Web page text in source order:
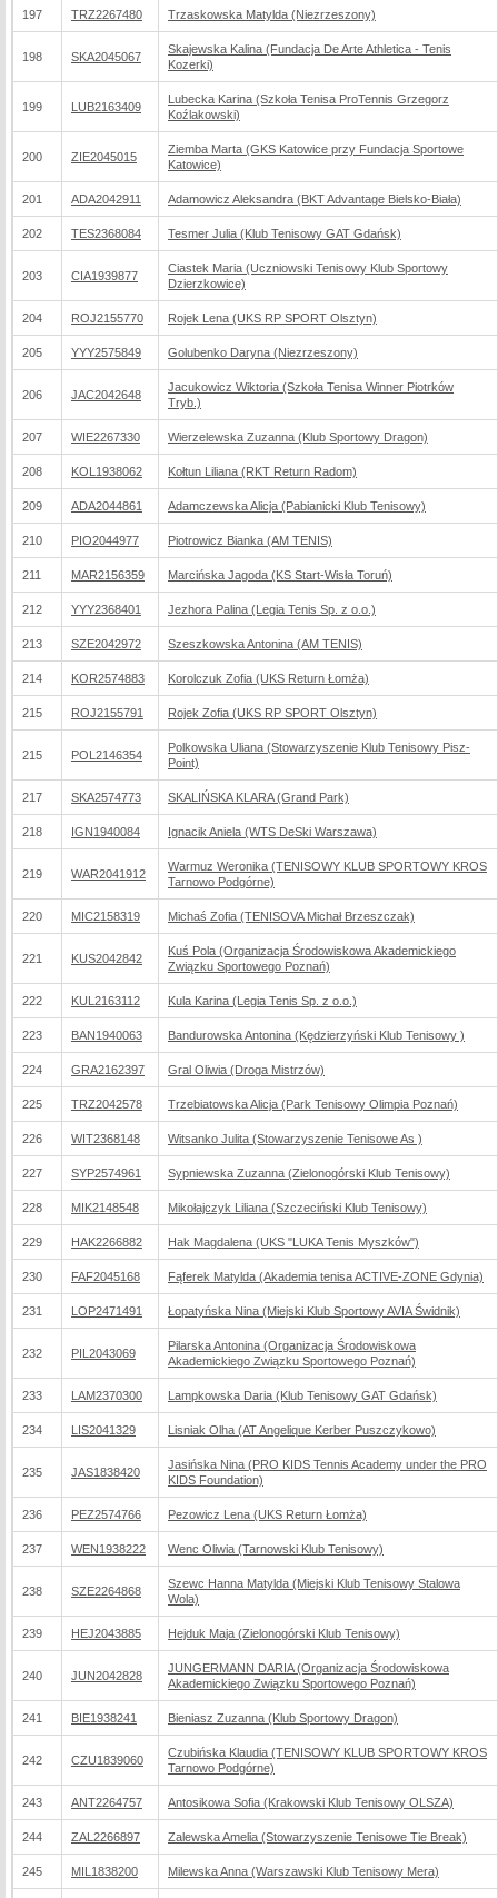
197 TRZ2267480 Trzaskowska Matylda (Niezrzeszony)
198 SKA2045067
Skajewska Kalina (Fundacja De Arte Athletica - Tenis
Kozerki)
199 LUB2163409
Lubecka Karina (Szkoła Tenisa ProTennis Grzegorz
Koźlakowski)
200 ZIE2045015
Ziemba Marta (GKS Katowice przy Fundacja Sportowe
Katowice)
201 ADA2042911 Adamowicz Aleksandra (BKT Advantage Bielsko-Biała)
202 TES2368084 Tesmer Julia (Klub Tenisowy GAT Gdańsk)
203 CIA1939877
Ciastek Maria (Uczniowski Tenisowy Klub Sportowy
Dzierzkowice)
204 ROJ2155770 Rojek Lena (UKS RP SPORT Olsztyn)
205 YYY2575849 Golubenko Daryna (Niezrzeszony)
206 JAC2042648
Jacukowicz Wiktoria (Szkoła Tenisa Winner Piotrków
Tryb.)
207 WIE2267330 Wierzelewska Zuzanna (Klub Sportowy Dragon)
208 KOL1938062 Kołtun Liliana (RKT Return Radom)
209 ADA2044861 Adamczewska Alicja (Pabianicki Klub Tenisowy)
210 PIO2044977 Piotrowicz Bianka (AM TENIS)
211 MAR2156359 Marcińska Jagoda (KS Start-Wisła Toruń)
212 YYY2368401 Jezhora Palina (Legia Tenis Sp. z o.o.)
213 SZE2042972 Szeszkowska Antonina (AM TENIS)
214 KOR2574883 Korolczuk Zofia (UKS Return Łomża)
215 ROJ2155791 Rojek Zofia (UKS RP SPORT Olsztyn)
215 POL2146354
Polkowska Uliana (Stowarzyszenie Klub Tenisowy Pisz-
Point)
217 SKA2574773 SKALIŃSKA KLARA (Grand Park)
218 IGN1940084 Ignacik Aniela (WTS DeSki Warszawa)
219 WAR2041912
Warmuz Weronika (TENISOWY KLUB SPORTOWY KROS
Tarnowo Podgórne)
220 MIC2158319 Michaś Zofia (TENISOVA Michał Brzeszczak)
221 KUS2042842
Kuś Pola (Organizacja Środowiskowa Akademickiego
Związku Sportowego Poznań)
222 KUL2163112 Kula Karina (Legia Tenis Sp. z o.o.)
223 BAN1940063 Bandurowska Antonina (Kędzierzyński Klub Tenisowy )
224 GRA2162397 Gral Oliwia (Droga Mistrzów)
225 TRZ2042578 Trzebiatowska Alicja (Park Tenisowy Olimpia Poznań)
226 WIT2368148 Witsanko Julita (Stowarzyszenie Tenisowe As )
227 SYP2574961 Sypniewska Zuzanna (Zielonogórski Klub Tenisowy)
228 MIK2148548 Mikołajczyk Liliana (Szczeciński Klub Tenisowy)
229 HAK2266882 Hak Magdalena (UKS "LUKA Tenis Myszków")
230 FAF2045168 Fąferek Matylda (Akademia tenisa ACTIVE-ZONE Gdynia)
231 LOP2471491 Łopatyńska Nina (Miejski Klub Sportowy AVIA Świdnik)
232 PIL2043069
Pilarska Antonina (Organizacja Środowiskowa
Akademickiego Związku Sportowego Poznań)
233 LAM2370300 Lampkowska Daria (Klub Tenisowy GAT Gdańsk)
234 LIS2041329 Lisniak Olha (AT Angelique Kerber Puszczykowo)
235 JAS1838420
Jasińska Nina (PRO KIDS Tennis Academy under the PRO
KIDS Foundation)
236 PEZ2574766 Pezowicz Lena (UKS Return Łomża)
237 WEN1938222 Wenc Oliwia (Tarnowski Klub Tenisowy)
238 SZE2264868
Szewc Hanna Matylda (Miejski Klub Tenisowy Stalowa
Wola)
239 HEJ2043885 Hejduk Maja (Zielonogórski Klub Tenisowy)
240 JUN2042828
JUNGERMANN DARIA (Organizacja Środowiskowa
Akademickiego Związku Sportowego Poznań)
241 BIE1938241 Bieniasz Zuzanna (Klub Sportowy Dragon)
242 CZU1839060
Czubińska Klaudia (TENISOWY KLUB SPORTOWY KROS
Tarnowo Podgórne)
243 ANT2264757 Antosikowa Sofia (Krakowski Klub Tenisowy OLSZA)
244 ZAL2266897 Zalewska Amelia (Stowarzyszenie Tenisowe Tie Break)
245 MIL1838200 Milewska Anna (Warszawski Klub Tenisowy Mera)